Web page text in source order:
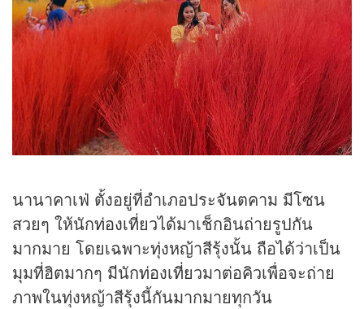
นานาคาเฟ่ ตั้งอยู่ที่อำเภอประจันตคาม มีโซน
สวยๆ ให้นักท่องเที่ยวได้มาเช็กอินถ่ายรูปกัน
มากมาย โดยเฉพาะทุ่งหญ้าสีรุ้งนั้น ถือได้ว่าเป็น
มุมที่ฮิตมากๆ มีนักท่องเที่ยวมาต่อคิวเพื่อจะถ่าย
ภาพในทุ่งหญ้าสีรุ้งนี้กันมากมายทุกวัน